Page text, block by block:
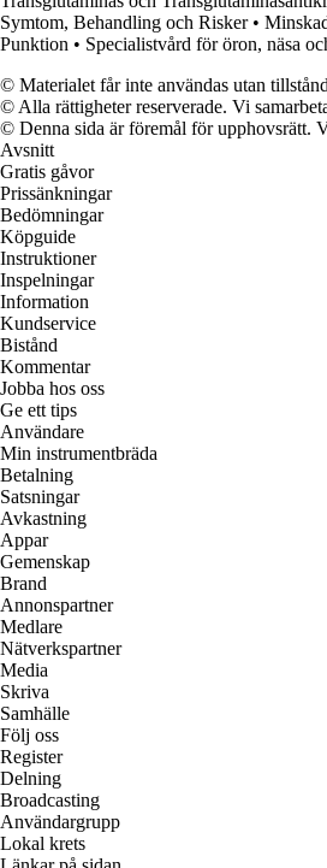
Symtom, Behandling och Risker•
Punktion • Specialistvård för öron, näsa
© Materialet får inte användas utan
© Alla rättigheter reserverade. Vi
© Denna sida är föremål för upphovsrätt.
Avsnitt
Gratis gåvor
Prissänkningar
Bedömningar
Köpguide
Instruktioner
Inspelningar
Information
Kundservice
Bistånd
Kommentar
Jobba hos oss
Ge ett tips
Användare
Min instrumentbräda
Betalning
Satsningar
Avkastning
Appar
Gemenskap
Brand
Annonspartner
Medlare
Nätverkspartner
Media
Skriva
Samhälle
Följ oss
Register
Delning
Broadcasting
Användargrupp
Lokal krets